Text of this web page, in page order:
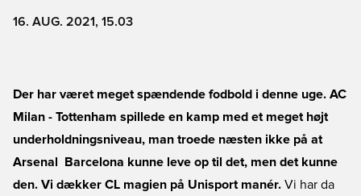
16. AUG. 2021, 15.03
Der har været meget spændende fodbold i denne uge. AC
Milan - Tottenham spillede en kamp med et meget højt
underholdningsniveau, man troede næsten ikke på at
Arsenal  Barcelona kunne leve op til det, men det kunne
den. Vi dækker CL magien på Unisport manér. Vi har da